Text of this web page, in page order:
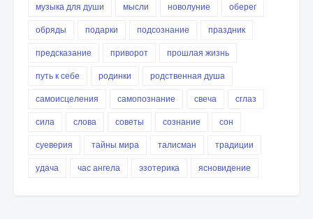
музыка для души
мысли новолуние
оберег
обряды
подарки подсознание
праздник
предсказание
приворот
прошлая жизнь
путь к себе
родинки
родственная душа
самоисцеления
самопознание свеча
сглаз
сила
слова советы сознание
сон
суеверия
тайны мира талисман
традиции
удача
час ангела эзотерика ясновидение